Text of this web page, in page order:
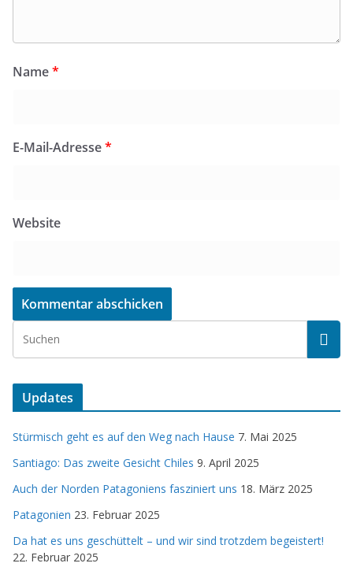
Name*
E-Mail-Adresse*
Website
Updates
Stürmisch geht es auf den Weg nach Hause 7. Mai 2025
Santiago: Das zweite Gesicht Chiles 9. April 2025
Auch der Norden Patagoniens fasziniert uns 18. März 2025
Patagonien 23. Februar 2025
Da hat es uns geschüttelt – und wir sind trotzdem begeistert!
22. Februar 2025